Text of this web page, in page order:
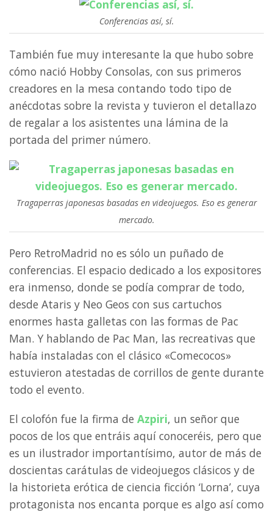
Conferencias así, sí.
También fue muy interesante la que hubo sobre
cómo nació Hobby Consolas, con sus primeros
creadores en la mesa contando todo tipo de
anécdotas sobre la revista y tuvieron el detallazo
de regalar a los asistentes una lámina de la
portada del primer número.
Tragaperras japonesas basadas en videojuegos. Eso es generar
mercado.
Pero RetroMadrid no es sólo un puñado de
conferencias. El espacio dedicado a los expositores
era inmenso, donde se podía comprar de todo,
desde Ataris y Neo Geos con sus cartuchos
enormes hasta galletas con las formas de Pac
Man. Y hablando de Pac Man, las recreativas que
había instaladas con el clásico «Comecocos»
estuvieron atestadas de corrillos de gente durante
todo el evento.
El colofón fue la firma de Azpiri, un señor que
pocos de los que entráis aquí conoceréis, pero que
es un ilustrador importantísimo, autor de más de
doscientas carátulas de videojuegos clásicos y de
la historieta erótica de ciencia ficción ‘Lorna’, cuya
protagonista nos encanta porque es algo así como